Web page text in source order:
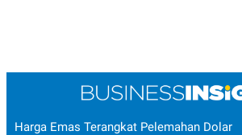
Harga Emas Terangkat Pelemahan Dolar